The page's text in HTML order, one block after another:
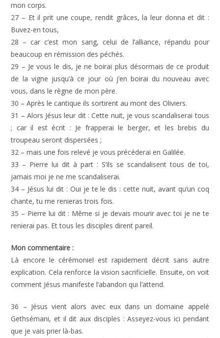
mon corps.
27 – Et il prit une coupe, rendit grâces, la leur donna et dit :
Buvez-en tous,
28 – car c’est mon sang, celui de l’alliance, répandu pour
beaucoup en rémission des péchés.
29 – Je vous le dis, je ne boirai plus désormais de ce produit
de la vigne jusqu’à ce jour où j’en boirai du nouveau avec
vous, dans le règne de mon père.
30 – Après le cantique ils sortirent au mont des Oliviers.
31 – Alors Jésus leur dit : Cette nuit, je vous scandaliserai tous
; car il est écrit : Je frapperai le berger, et les brebis du
troupeau seront dispersées ;
32 – mais une fois relevé je vous précéderai en Galilée.
33 – Pierre lui dit à part : S’ils se scandalisent tous de toi,
jamais moi je ne me scandaliserai.
34 – Jésus lui dit : Oui je te le dis : cette nuit, avant qu’un coq
chante, tu me renieras trois fois.
35 – Pierre lui dit : Même si je devais mourir avec toi je ne te
renierai pas. Et tous les disciples dirent pareil.
Mon commentaire :
Là encore le cérémoniel est rapidement décrit sans autre
explication. Cela renforce la vision sacrificielle. Ensuite, on voit
comment Jésus manifeste l’abandon qui l’attend.
36 – Jésus vient alors avec eux dans un domaine appelé
Gethsémani, et il dit aux disciples : Asseyez-vous ici pendant
que je vais prier là-bas.